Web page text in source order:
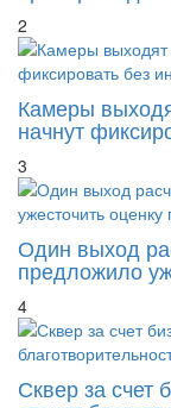
Камеры
начнут
3
Один выход
предложило
4
Сквер за счет
станет